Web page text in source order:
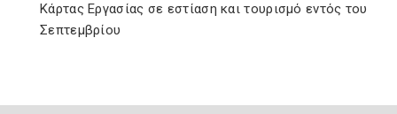
Κάρτας Εργασίας σε εστίαση και τουρισμό εντός του
Σεπτεμβρίου